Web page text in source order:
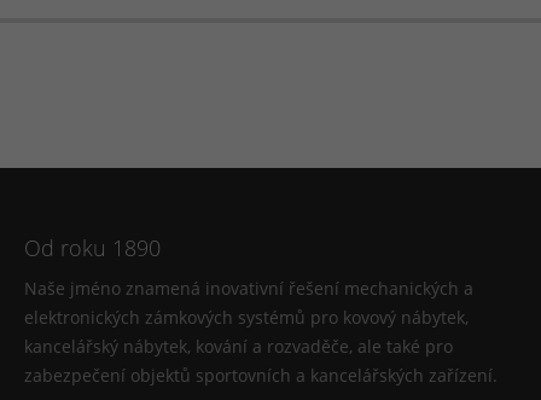
Od roku 1890
Naše jméno znamená inovativní řešení mechanických a
elektronických zámkových systémů pro kovový nábytek,
kancelářský nábytek, kování a rozvaděče, ale také pro
zabezpečení objektů sportovních a kancelářských zařízení.